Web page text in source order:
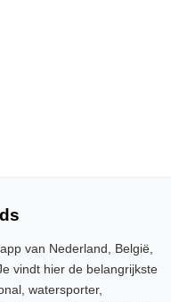
van Nederland, België,
vindt hier de belangrijkste
watersporter,